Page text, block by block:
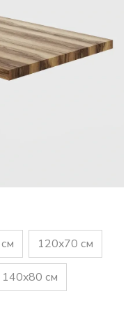
120x70 см
140x80 см